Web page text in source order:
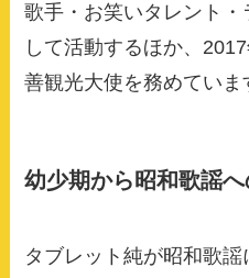
歌手・お笑いタレント
して活動するほか、
善観光大使を務めていま
幼少期から昭和歌謡
タブレット純が昭和歌